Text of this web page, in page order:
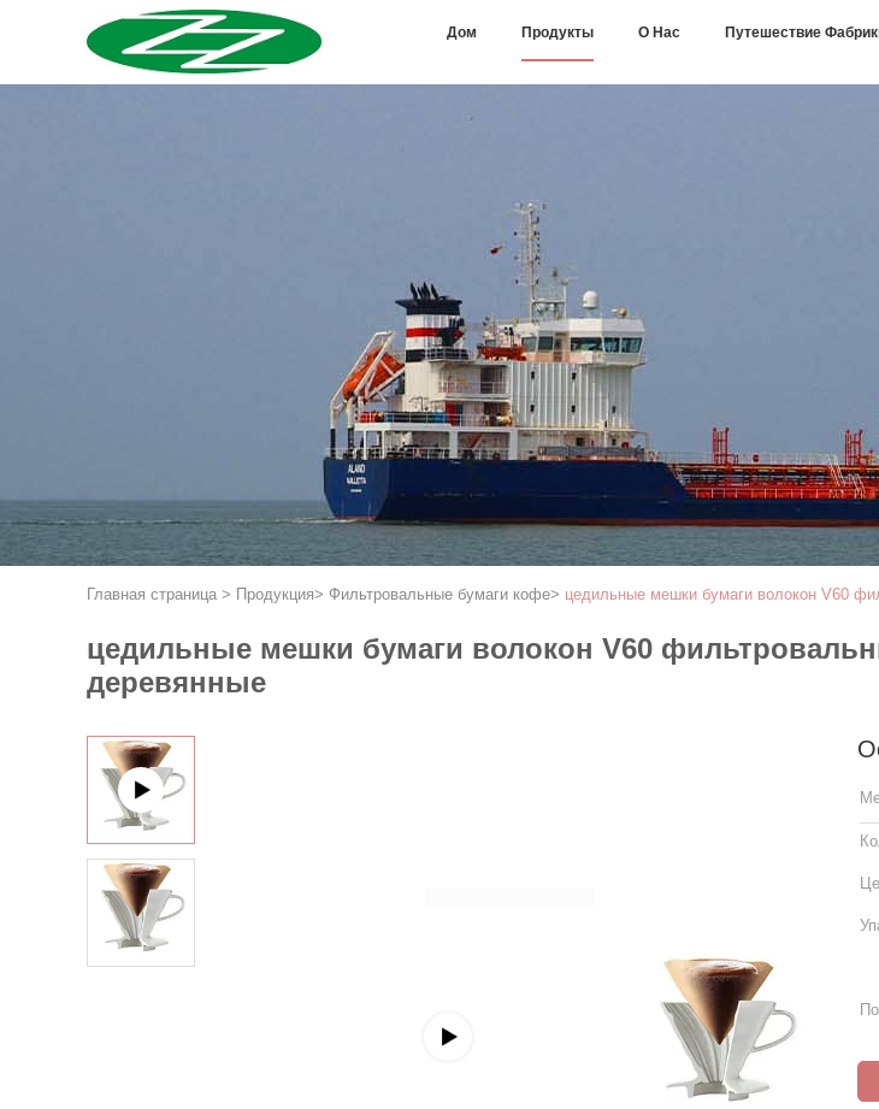
Дом Продукты О Нас Путешествие
Главная страница > Продукция> Фильтровальные бумаги кофе> цедильные мешки бумаги волокон V60
цедильные мешки бумаги волокон V60
деревянные